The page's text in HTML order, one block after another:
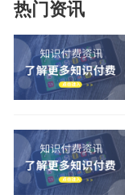
热门资讯